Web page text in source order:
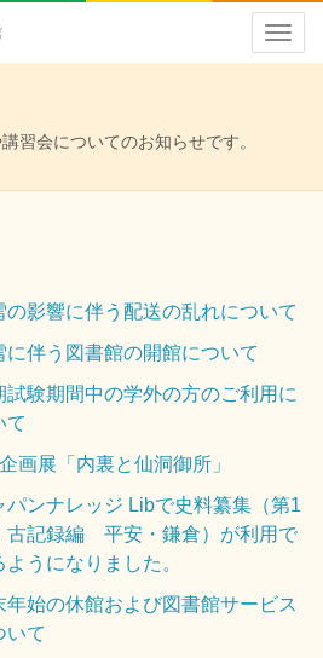
習会についてのお知らせです。
の影響に伴う配送の乱れについて
に伴う図書館の開館について
試験期間中の学外の方のご利用に
て
画展「内裏と仙洞御所」
パンナレッジ Libで史料纂集（第1
古記録編 平安・鎌倉）が利用で
ようになりました。
年始の休館および図書館サービス
いて